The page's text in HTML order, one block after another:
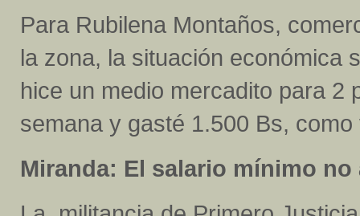
Para Rubilena Montaños,
la zona, la situación económica
hice un medio mercadito para 2
semana y gasté 1.500 Bs,
Miranda: El salario mínimo